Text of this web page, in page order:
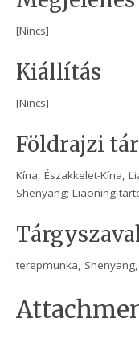
[Nincs]
Kiállítás
[Nincs]
Földrajzi
Kína, Északkelet-Kína,
Shenyang; Liaoning
terepmunka,